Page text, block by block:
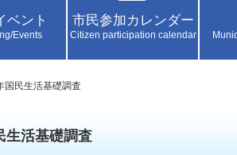
ベント
Events
市民参加カレンダー
Citizen participation calendar
国民生活基礎調査
生活基礎調査